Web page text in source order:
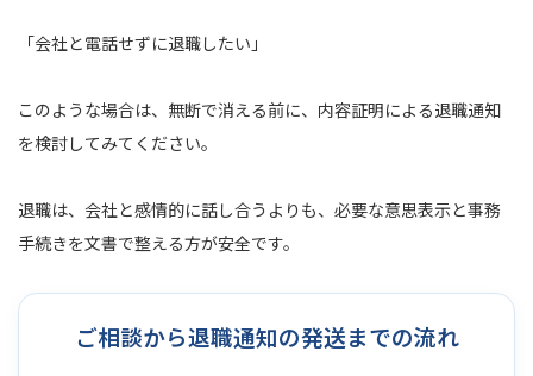
「会社と電話せずに退職したい」
このような場合は、無断で消える前に、内容証明による退職通知
を検討してみてください。
退職は、会社と感情的に話し合うよりも、必要な意思表示と事務
手続きを文書で整える方が安全です。
ご相談から退職通知の発送までの流れ